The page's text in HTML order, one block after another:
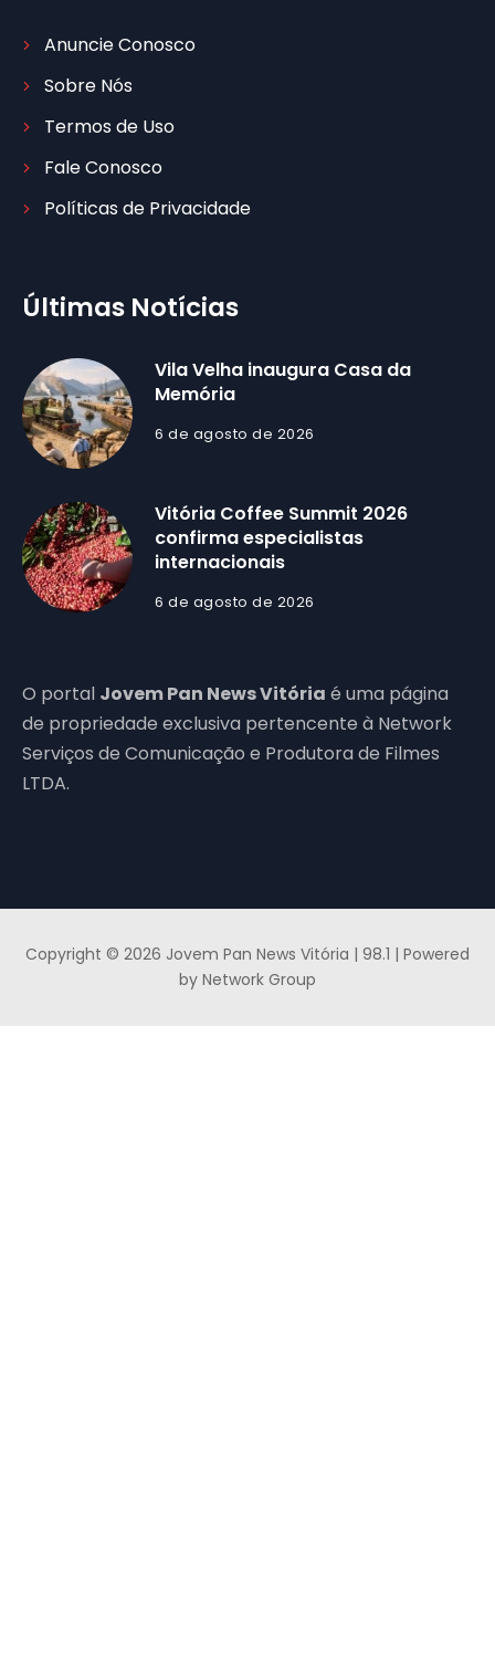
Anuncie Conosco
Sobre Nós
Termos de Uso
Fale Conosco
Políticas de Privacidade
Últimas Notícias
Vila Velha inaugura Casa da
Memória
6 de agosto de 2026
Vitória Coffee Summit 2026
confirma especialistas
internacionais
6 de agosto de 2026
O portal Jovem Pan News Vitória é uma página
de propriedade exclusiva pertencente à Network
Serviços de Comunicação e Produtora de Filmes
LTDA.
Copyright © 2026 Jovem Pan News Vitória | 98.1 | Powered
by Network Group